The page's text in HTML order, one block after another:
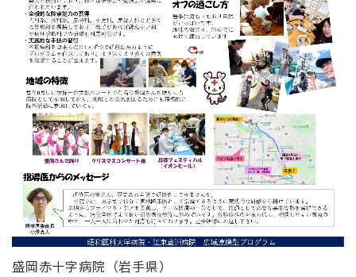
盛岡赤十字病院（岩手県）